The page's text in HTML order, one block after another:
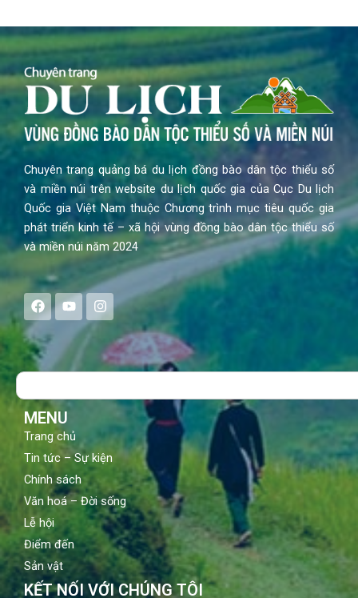
Chuyên trang quảng bá du lịch đồng bào dân tộc thiểu số
và miền núi trên website du lịch quốc gia của Cục Du lịch
Quốc gia Việt Nam thuộc Chương trình mục tiêu quốc gia
phát triển kinh tế – xã hội vùng đồng bào dân tộc thiểu số
và miền núi năm 2024
F
a
c
e
b
o
Y
o
u
t
u
b
I
n
s
a
g
Search
MENU
Trang chủ
Tin tức – Sự kiện
Chính sách
Văn hoá – Đời sống
Lễ hội
Điểm đến
Sản vật
KẾT NỐI VỚI CHÚNG TÔI